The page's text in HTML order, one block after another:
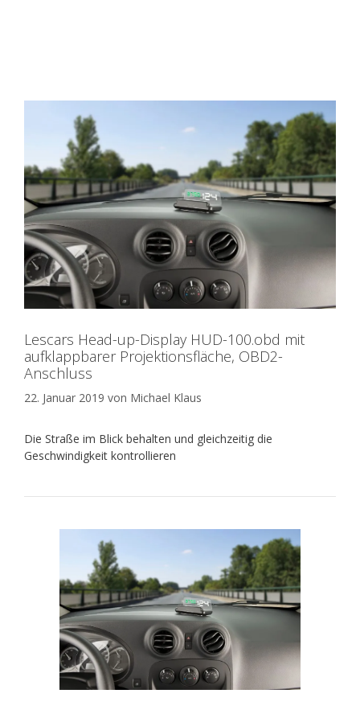
Lescars Head-up-Display HUD-100.obd mit
aufklappbarer Projektionsfläche, OBD2-
Anschluss
22. Januar 2019 von Michael Klaus
Die Straße im Blick behalten und gleichzeitig die
Geschwindigkeit kontrollieren